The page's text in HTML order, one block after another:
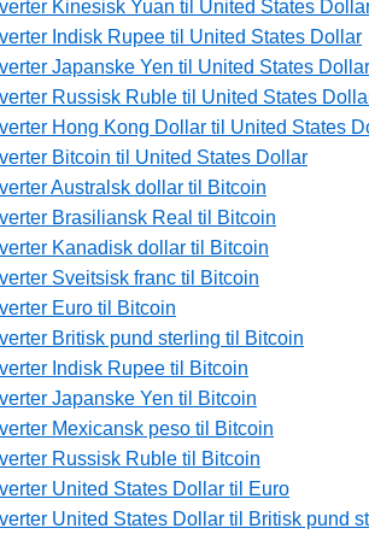
Kinesisk Yuan til United States
Indisk Rupee til United States Dollar
Japanske Yen til United States Dollar
Russisk Ruble til United States
Hong Kong Dollar til United States
Bitcoin til United States Dollar
Australsk dollar til Bitcoin
Brasiliansk Real til Bitcoin
Kanadisk dollar til Bitcoin
Sveitsisk franc til Bitcoin
Euro til Bitcoin
Britisk pund sterling til Bitcoin
Indisk Rupee til Bitcoin
Japanske Yen til Bitcoin
Mexicansk peso til Bitcoin
Russisk Ruble til Bitcoin
United States Dollar til Euro
United States Dollar til Britisk pund